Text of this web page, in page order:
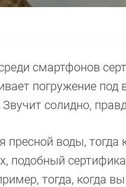
смартфонов
погружение под
солидно,
пресной воды,
подобный
тогда, когда